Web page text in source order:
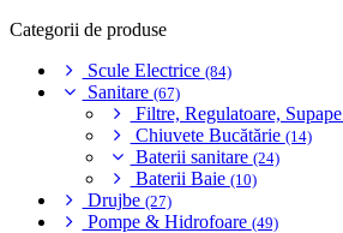
Categorii de produse
Scule Electrice (84)
Sanitare (67)
Filtre, Regulatoare, Supape
Chiuvete Bucătărie (14)
Baterii sanitare (24)
Baterii Baie (10)
Drujbe (27)
Pompe & Hidrofoare (49)